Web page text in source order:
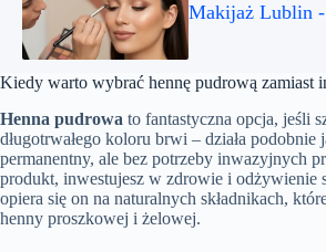
Makijaż Lublin
Kiedy warto wybrać hennę pudrową zamiast
Henna pudrowa to fantastyczna opcja, jeśli
długotrwałego koloru brwi – działa podobnie
permanentny, ale bez potrzeby inwazyjnych
produkt, inwestujesz w zdrowie i odżywienie
opiera się on na naturalnych składnikach,
henny proszkowej i żelowej.